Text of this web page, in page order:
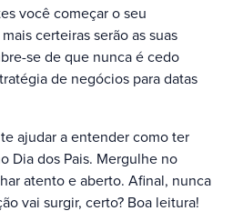
você começar o seu
certeiras serão as suas
se de que nunca é cedo
de negócios para datas
ajudar a entender como ter
Dia dos Pais. Mergulhe no
atento e aberto. Afinal, nunca
vai surgir, certo? Boa leitura!